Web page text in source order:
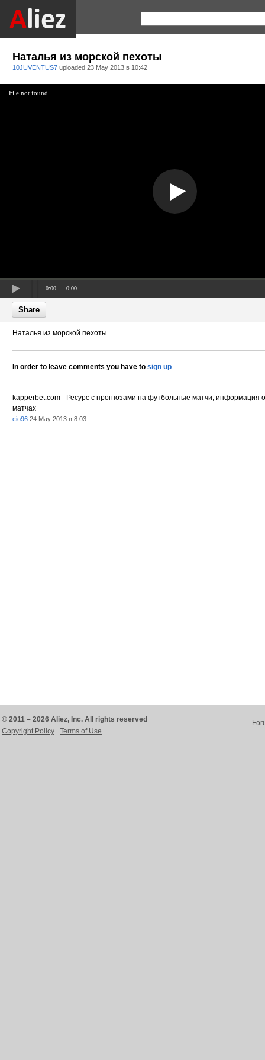
Наталья из морской пехоты
10JUVENTUS7 uploaded 23 May 2013 в 10:42
File not found
0:00 0:00
Share
Наталья из морской пехоты
In order to leave comments you have to sign up
kapperbet.com - Ресурс с прогнозами на футбольные матчи, информация
матчах
cio96 24 May 2013 в 8:03
© 2011 – 2026 Aliez, Inc. All rights reserved
Copyright Policy
Terms of Use